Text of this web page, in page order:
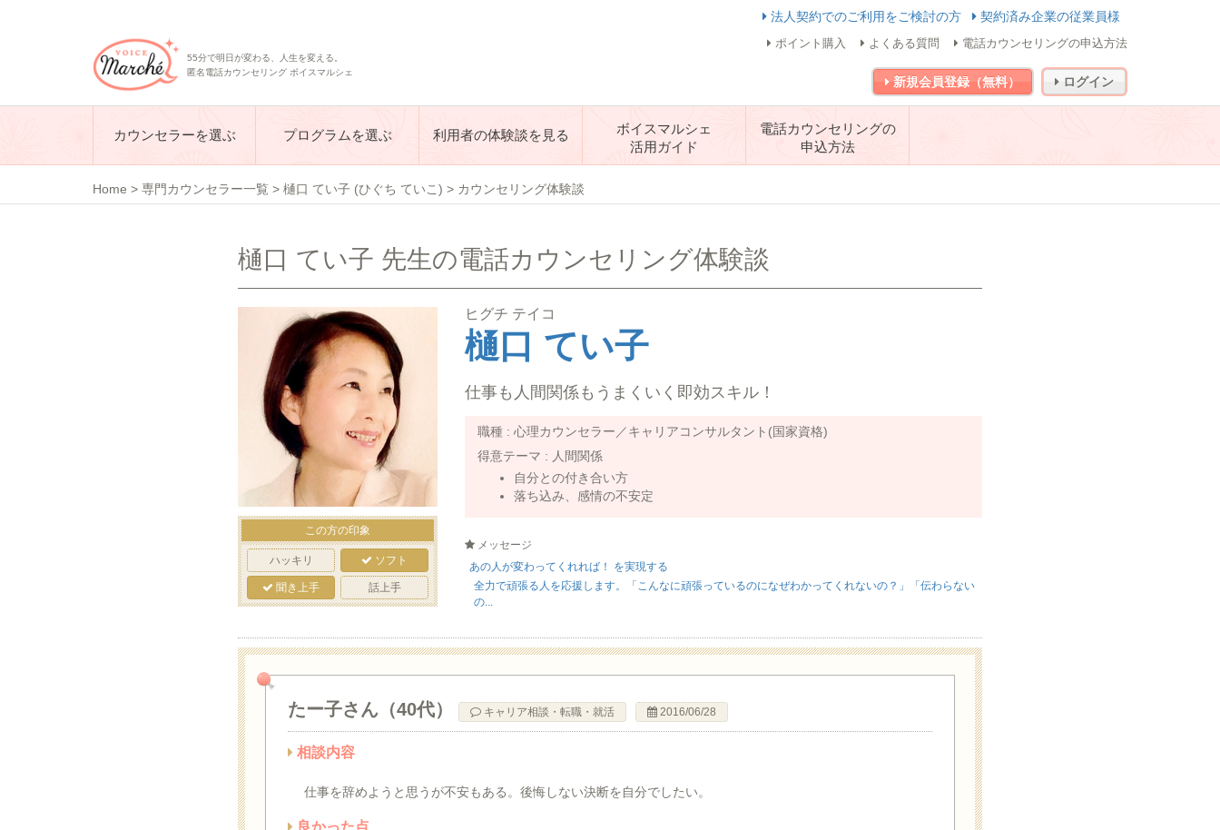
法人契約でのご利用をご検討の方 契約済み企業の従業員様
55分で明日が変わる、人生を変える。
匿名電話カウンセリング ボイスマルシェ
ポイント購入 よくある質問 電話カウンセリングの申込方法
新規会員登録（無料） ログイン
カウンセラーを選ぶ プログラムを選ぶ 利用者の体験談を見る
ボイスマルシェ
活用ガイド
電話カウンセリングの
申込方法
Home > 専門カウンセラー一覧 > 樋口 てい子 (ひぐち ていこ) > カウンセリング体験談
樋口 てい子 先生の電話カウンセリング体験談
ヒグチ テイコ
樋口 てい子
仕事も人間関係もうまくいく即効スキル！
職種 : 心理カウンセラー／キャリアコンサルタント(国家資格)
得意テーマ : 人間関係
自分との付き合い方
落ち込み、感情の不安定
メッセージ
あの人が変わってくれれば！ を実現する
全力で頑張る人を応援します。「こんなに頑張っているのになぜわかってくれないの？」「伝わらない
の...
この方の印象
ハッキリ ソフト
聞き上手 話上手
たー子さん（40代） キャリア相談・転職・就活 2016/06/28
相談内容
仕事を辞めようと思うが不安もある。後悔しない決断を自分でしたい。
良かった点